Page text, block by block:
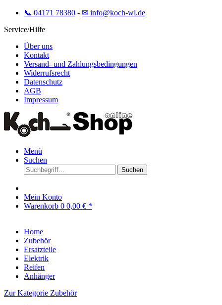
📞 04171 78380 - ✉ info@koch-wl.de
Service/Hilfe
Über uns
Kontakt
Versand- und Zahlungsbedingungen
Widerrufsrecht
Datenschutz
AGB
Impressum
Menü
Suchen
Suchen
Mein Konto
Warenkorb 0 0,00 € *
Home
Zubehör
Ersatzteile
Elektrik
Reifen
Anhänger
Zur Kategorie Zubehör